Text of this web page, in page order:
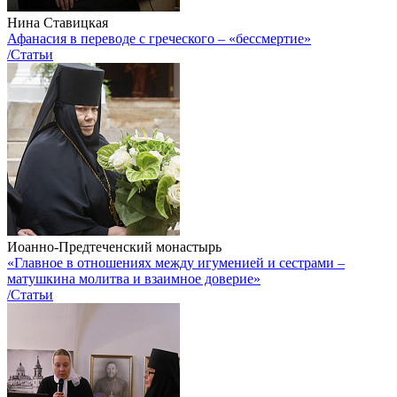
Нина Ставицкая
Афанасия в переводе с греческого – «бессмертие»
/Статьи
Иоанно-Предтеченский монастырь
«Главное в отношениях между игуменией и сестрами –
матушкина молитва и взаимное доверие»
/Статьи